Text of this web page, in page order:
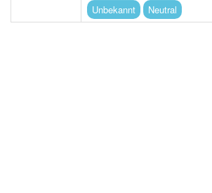
Unbekannt
Neutral